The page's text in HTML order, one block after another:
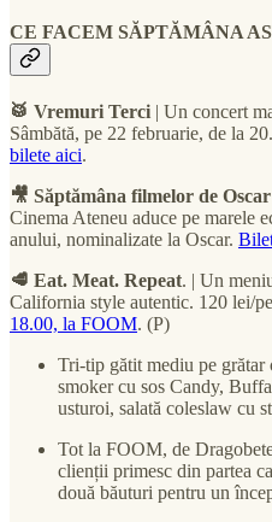
CE FACEM SĂPTĂMÂNA
🥁 Vremuri Terci | Un concert
Sâmbătă, pe 22 februarie, de la
bilete aici.
🎥 Săptămâna filmelor de Oscar
Cinema Ateneu aduce pe marele
anului, nominalizate la Oscar.
🥩 Eat. Meat. Repeat. | Un
California style autentic. 120 lei/
18.00, la FOOM. (P)
Tri-tip gătit mediu pe grătar
smoker cu sos Candy,
usturoi, salată coleslaw cu
Tot la FOOM, de
clienții primesc din partea
două băuturi pentru un